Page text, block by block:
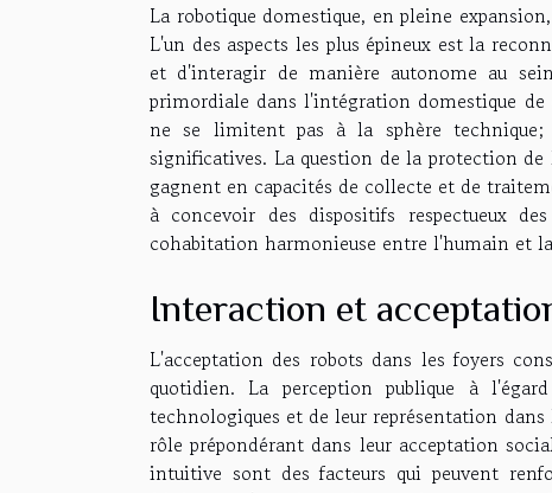
La robotique domestique, en pleine
L'un des aspects les plus épineux est la
et d'interagir de manière autonome au
primordiale dans l'intégration domestique de
ne se limitent pas à la sphère technique;
significatives. La question de la protection
gagnent en capacités de collecte et de
à concevoir des dispositifs respectueux
cohabitation harmonieuse entre l'humain et
Interaction et
L'acceptation des robots dans les foyers
quotidien. La perception publique à
technologiques et de leur représentation
rôle prépondérant dans leur acceptation
intuitive sont des facteurs qui peuvent